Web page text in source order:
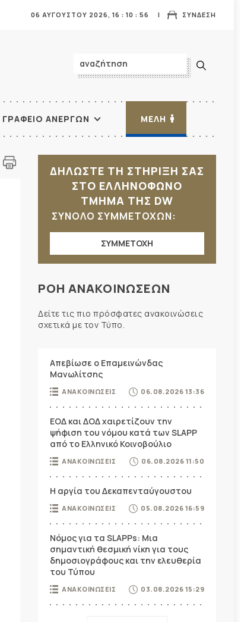
ΣΥΝΔΕΣΗ
06 ΑΥΓΟΥΣΤΟΥ 2026, 16 : 10 : 58
ΓΡΑΦΕΙΟ ΑΝΕΡΓΩΝ ΜΕΛΗ
ΔΗΛΩΣΤΕ ΤΗ ΣΤΗΡΙΞΗ ΣΑΣ
ΣΤΟ ΕΛΛΗΝΟΦΩΝΟ
ΤΜΗΜΑ ΤΗΣ DW
ΣΥΝΟΛΟ ΣΥΜΜΕΤΟΧΩΝ:
ΣΥΜΜΕΤΟΧΗ
ΡΟΗ ΑΝΑΚΟΙΝΩΣΕΩΝ
Δείτε τις πιο πρόσφατες ανακοινώσεις
σχετικά με τον Τύπο.
Απεβίωσε ο Επαμεινώνδας
Μανωλίτσης
ΑΝΑΚΟΙΝΩΣΕΙΣ 06.08.2026 13:36
ΕΟΔ και ΔΟΔ χαιρετίζουν την
ψήφιση του νόμου κατά των SLAPP
από το Ελληνικό Κοινοβούλιο
ΑΝΑΚΟΙΝΩΣΕΙΣ 06.08.2026 11:50
Η αργία του Δεκαπενταύγουστου
ΑΝΑΚΟΙΝΩΣΕΙΣ 05.08.2026 16:59
Νόμος για τα SLAPPs: Μια
σημαντική θεσμική νίκη για τους
δημοσιογράφους και την ελευθερία
του Τύπου
ΑΝΑΚΟΙΝΩΣΕΙΣ 03.08.2026 15:29